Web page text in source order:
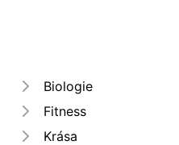
Biologie
Fitness
Krása